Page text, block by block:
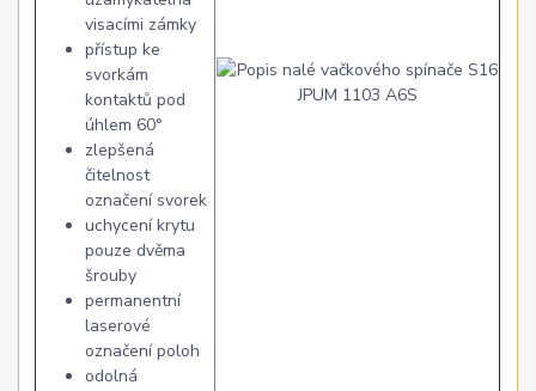
visacími zámky
přístup ke
svorkám
kontaktů pod
úhlem 60°
zlepšená
čitelnost
označení svorek
uchycení krytu
pouze dvěma
šrouby
permanentní
laserové
označení poloh
odolná